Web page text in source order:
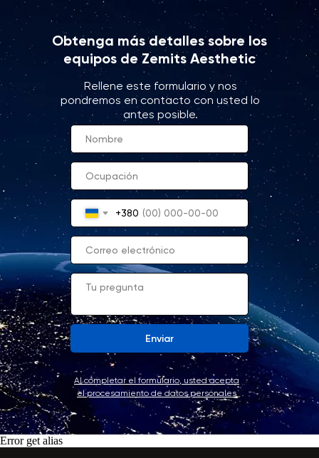
Obtenga más detalles sobre los
equipos de Zemits Aesthetic
+380
Enviar
Rellene este formulario y nos
pondremos en contacto con usted lo
antes posible.
Al completar el formulario, usted acepta
el procesamiento de datos personales
Error get alias